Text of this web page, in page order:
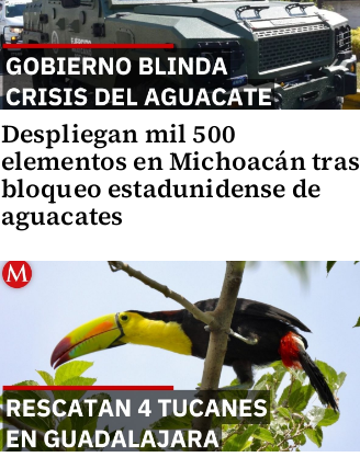
Despliegan mil 500
elementos en Michoacán tras
bloqueo estadunidense de
aguacates